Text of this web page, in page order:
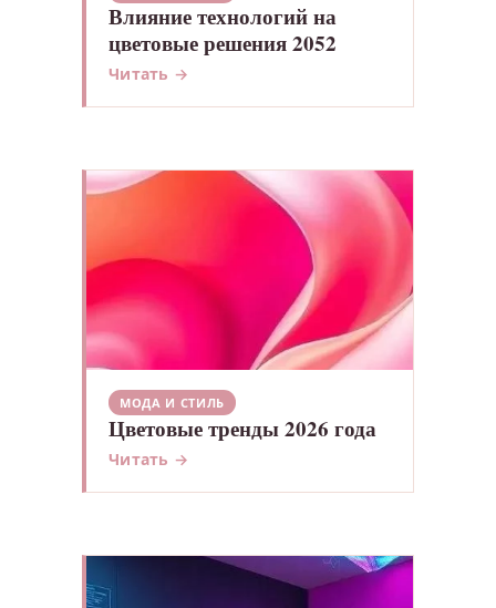
Влияние технологий на
цветовые решения 2052
Читать →
МОДА И СТИЛЬ
Цветовые тренды 2026 года
Читать →